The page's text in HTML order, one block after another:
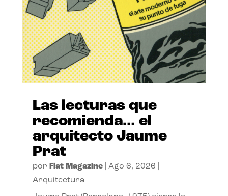
Las lecturas que
recomienda… el
arquitecto Jaume
Prat
por Flat Magazine| Ago 6, 2026
Arquitectura